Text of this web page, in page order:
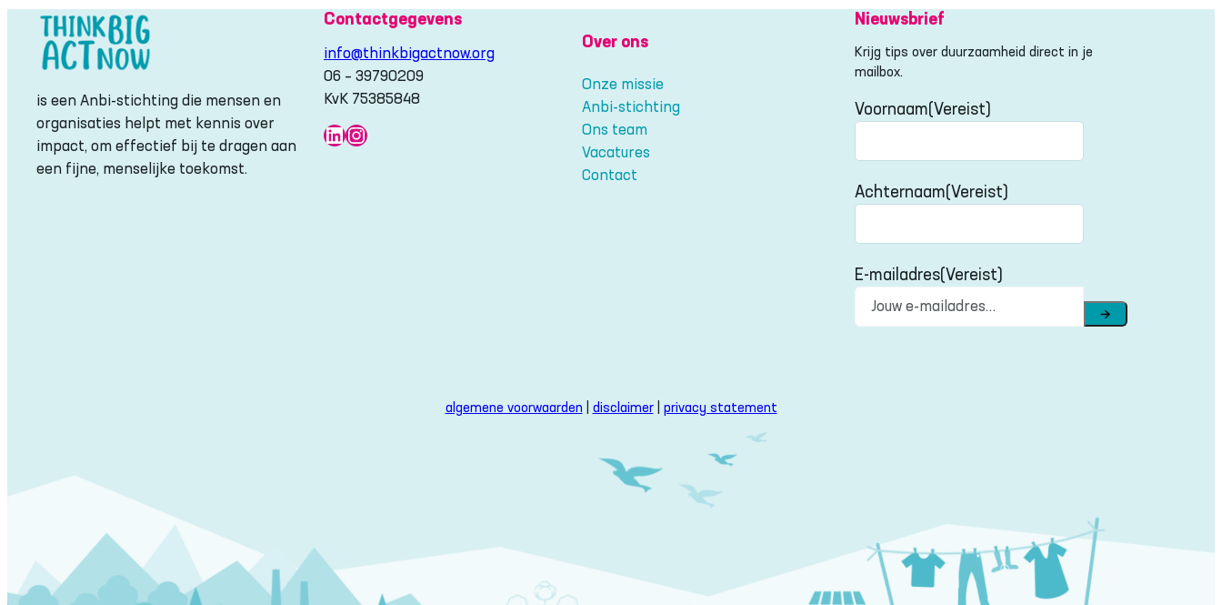
is een Anbi-stichting die mensen en
organisaties helpt met kennis over
impact, om effectief bij te dragen aan
een fijne, menselijke toekomst.
Contactgegevens
info@thinkbigactnow.org
06 – 39790209
KvK 75385848
LinkedIn
Instagram
Over ons
Onze missie
Anbi-stichting
Ons team
Vacatures
Contact
Nieuwsbrief
Krijg tips over duurzaamheid direct in je
mailbox.
Voornaam(Vereist)
Achternaam(Vereist)
E-mailadres(Vereist)
→
algemene voorwaarden disclaimer| privacy statement